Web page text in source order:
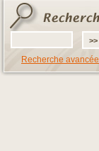
Recherche avancée